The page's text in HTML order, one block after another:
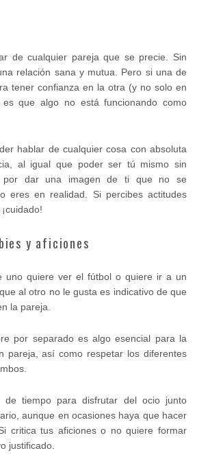
de cualquier pareja que se precie. Sin
relación sana y mutua. Pero si una de
tener confianza en la otra (y no solo en
que algo no está funcionando como
hablar de cualquier cosa con absoluta
al igual que poder ser tú mismo sin
por dar una imagen de ti que no se
eres en realidad. Si percibes actitudes
y aficiones
uno quiere ver el fútbol o quiere ir a un
al otro no le gusta es indicativo de que
la pareja.
por separado es algo esencial para la
pareja, así como respetar los diferentes
de tiempo para disfrutar del ocio junto
aunque en ocasiones haya que hacer
critica tus aficiones o no quiere formar
justificado.